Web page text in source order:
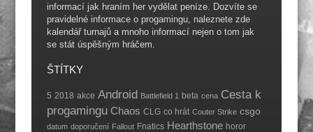
informací jak hraním her vydělat peníze. Dozvíte se
pravidelné informace o progamingu, naleznete zde
kalendář turnajů a mnoho informací nejen o tom jak
se stát úspěšným hráčem.
ŠTÍTKY
5 2018 akce Android Battlefield 1 beta cena Cesta k
progamingu Chaos CLG co hrát Couter Strike csgo
datum doporučení Fallout Fnatics Hearthstone horor